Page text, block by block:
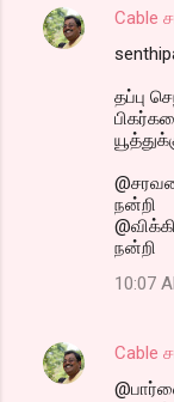
Cable
தப்பு
நன்றி
நன்றி
10:07
Cable